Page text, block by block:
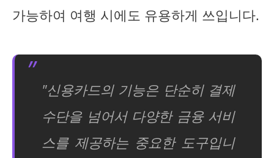
가능하여 여행 시에도 유용하게 쓰입니다.
"신용카드의 기능은 단순히 결제
수단을 넘어서 다양한 금융 서비
스를 제공하는 중요한 도구입니